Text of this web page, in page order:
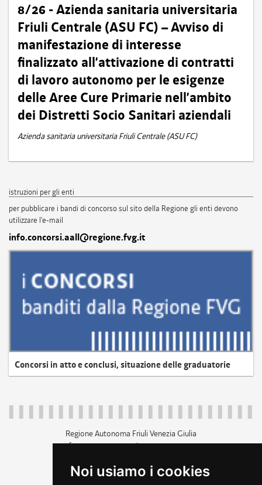
Noi usiamo i cookies
8/26 - Azienda sanitaria universitaria
Friuli Centrale (ASU FC) – Avviso di
manifestazione di interesse
finalizzato all’attivazione di contratti
di lavoro autonomo per le esigenze
delle Aree Cure Primarie nell’ambito
dei Distretti Socio Sanitari aziendali
Azienda sanitaria universitaria Friuli Centrale (ASU FC)
istruzioni per gli enti
per pubblicare i bandi di concorso sul sito della Regione gli enti devono
utilizzare l'e-mail
info.concorsi.aall@regione.fvg.it
Concorsi in atto e conclusi, situazione delle graduatorie
Regione Autonoma Friuli Venezia Giulia
c.f. 80014930327; p.iva 00526040324
+39 040 3771111